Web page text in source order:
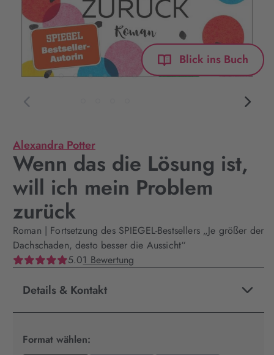
Blick ins Buch
Alexandra Potter
Wenn das die Lösung ist,
will ich mein Problem
zurück
Roman | Fortsetzung des SPIEGEL-Bestsellers „Je größer der
Dachschaden, desto besser die Aussicht“
5.01 Bewertung
Details & Kontakt
Format wählen: